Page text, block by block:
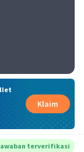
Klaim
terverifikasi